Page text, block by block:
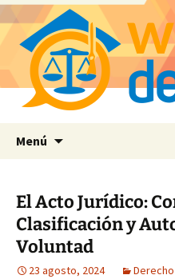
Menú
El Acto Jurídico:
Clasificación y
Voluntad
23 agosto, 2024 Derecho